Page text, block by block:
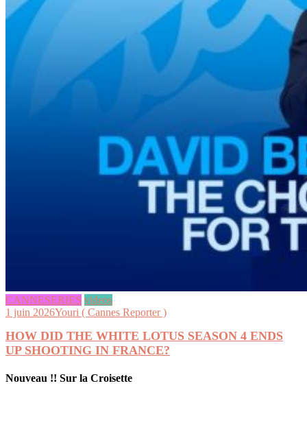
CANNESERIES videos
1 juin 2026Youri ( Cannes Reporter )
HOW DID THE WHITE LOTUS SEASON 4 ENDS
UP SHOOTING IN FRANCE?
Nouveau !! Sur la Croisette